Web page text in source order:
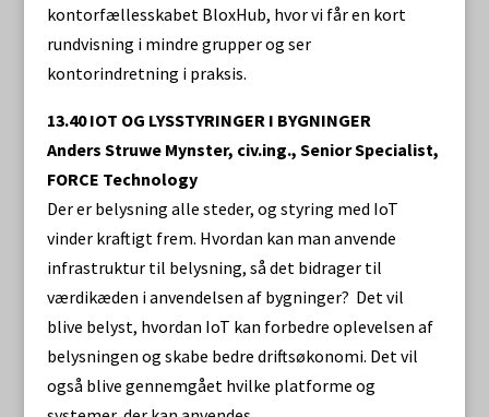
kontorfællesskabet BloxHub, hvor vi får en kort
rundvisning i mindre grupper og ser
kontorindretning i praksis.
13.40 IOT OG LYSSTYRINGER I BYGNINGER
Anders Struwe Mynster, civ.ing., Senior Specialist,
FORCE Technology
Der er belysning alle steder, og styring med IoT
vinder kraftigt frem. Hvordan kan man anvende
infrastruktur til belysning, så det bidrager til
værdikæden i anvendelsen af bygninger? Det vil
blive belyst, hvordan IoT kan forbedre oplevelsen af
belysningen og skabe bedre driftsøkonomi. Det vil
også blive gennemgået hvilke platforme og